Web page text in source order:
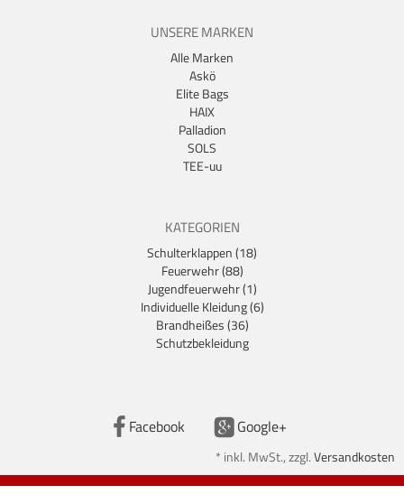
UNSERE MARKEN
Alle Marken
Askö
Elite Bags
HAIX
Palladion
SOLS
TEE-uu
KATEGORIEN
Schulterklappen (18)
Feuerwehr (88)
Jugendfeuerwehr (1)
Individuelle Kleidung (6)
Brandheißes (36)
Schutzbekleidung
Facebook Google+
* inkl. MwSt., zzgl.Versandkosten